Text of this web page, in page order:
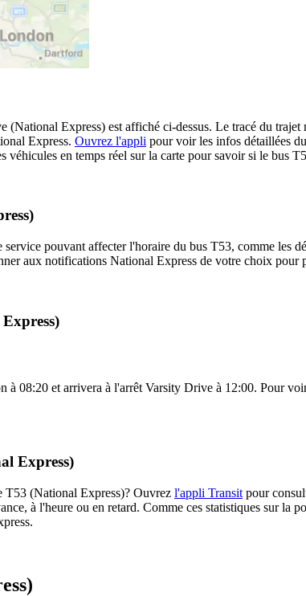
Express) est affiché ci-dessus. Le tracé du
Express. Ouvrez l'appli pour voir les infos détaillées
véhicules en temps réel sur la carte pour savoir si le bus
pouvant affecter l'horaire du bus T53, comme les
aux notifications National Express de votre choix
08:20 et arrivera à l'arrêt Varsity Drive à 12:00. Pour
Express)
T53 (National Express)? Ouvrez l'appli Transit pour
à l'heure ou en retard. Comme ces statistiques sur la